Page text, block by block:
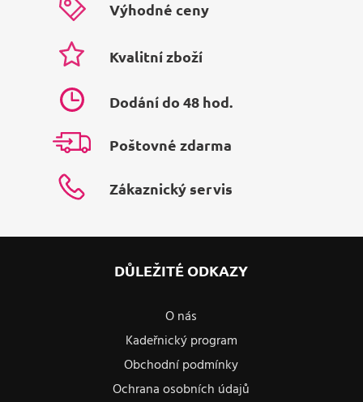
Výhodné ceny
Kvalitní zboží
Dodání do 48 hod.
Poštovné zdarma
Zákaznický servis
DŮLEŽITÉ ODKAZY
O nás
Kadeřnický program
Obchodní podmínky
Ochrana osobních údajů